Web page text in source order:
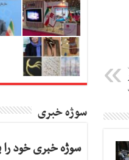
سوژه خبری
سوژه خبری خود را